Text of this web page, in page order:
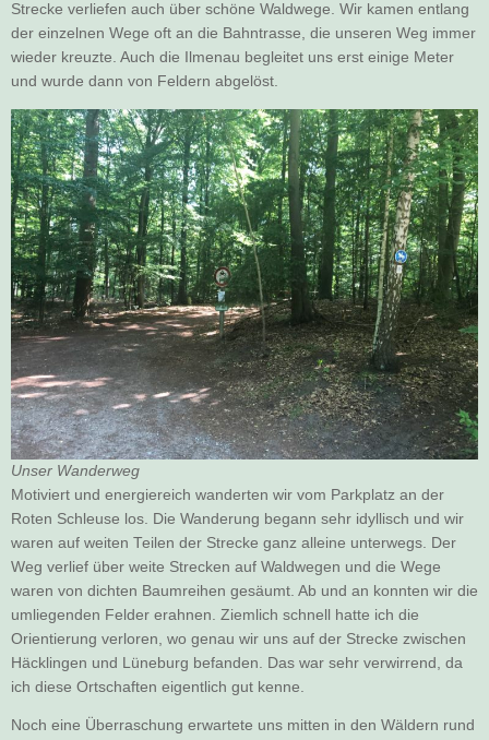
Strecke verliefen auch über schöne Waldwege. Wir kamen entlang
der einzelnen Wege oft an die Bahntrasse, die unseren Weg immer
wieder kreuzte. Auch die Ilmenau begleitet uns erst einige Meter
und wurde dann von Feldern abgelöst.
Unser Wanderweg
Motiviert und energiereich wanderten wir vom Parkplatz an der
Roten Schleuse los. Die Wanderung begann sehr idyllisch und wir
waren auf weiten Teilen der Strecke ganz alleine unterwegs. Der
Weg verlief über weite Strecken auf Waldwegen und die Wege
waren von dichten Baumreihen gesäumt. Ab und an konnten wir die
umliegenden Felder erahnen. Ziemlich schnell hatte ich die
Orientierung verloren, wo genau wir uns auf der Strecke zwischen
Häcklingen und Lüneburg befanden. Das war sehr verwirrend, da
ich diese Ortschaften eigentlich gut kenne.
Noch eine Überraschung erwartete uns mitten in den Wäldern rund